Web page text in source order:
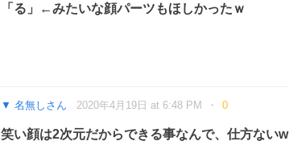
「る」←みたいな顔パーツもほしかったｗ
名無しさん 2020年4月19日 at 6:48 PM 0
笑い顔は2次元だからできる事なんで、仕方ないw